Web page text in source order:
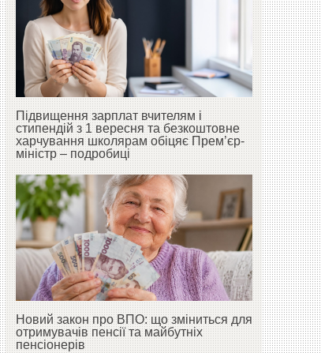
Підвищення зарплат вчителям і
стипендій з 1 вересня та безкоштовне
харчування школярам обіцяє Прем’єр-
міністр – подробиці
Новий закон про ВПО: що зміниться для
отримувачів пенсії та майбутніх
пенсіонерів